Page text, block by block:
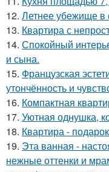
12. Летнее убежище в
13. Квартира с
14. Спокойный
и сына.
15. Французская
утончённость и
16. Компактная
17. Уютная однушка,
18. Квартира -
19. Эта ванная -
нежные оттенки и